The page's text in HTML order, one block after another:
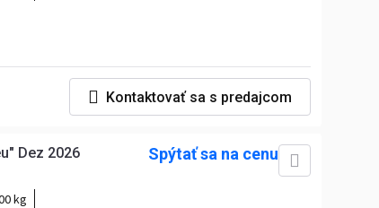
Kontaktovať sa s predajcom
Dez 2026
kg
Spýtať sa na cenu